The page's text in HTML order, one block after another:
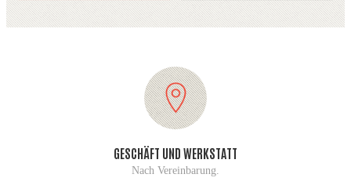
GESCHÄFT UND WERKSTATT
Nach Vereinbarung.